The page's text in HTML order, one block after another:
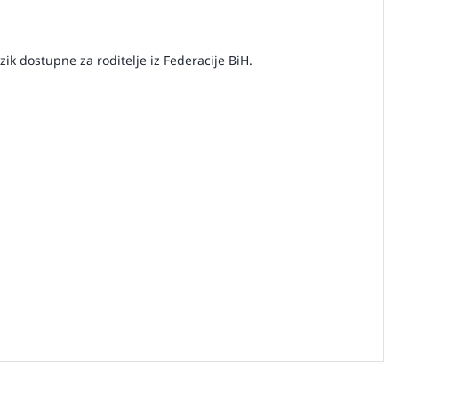
dostupne za roditelje iz Federacije BiH.